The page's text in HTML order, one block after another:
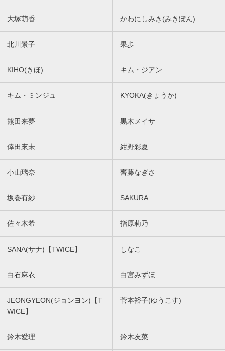
大塚萌香 かわにしみき(みきぽん)
北川景子 果歩
KIHO(きほ) キム・ジアン
キム・ミンジュ KYOKA(きょうか)
熊田来夢 黒木メイサ
倖田來未 紺野彩夏
小山璃奈 齊藤なぎさ
坂巻有紗 SAKURA
佐々木希 指原莉乃
SANA(サナ)【TWICE】 しなこ
白石麻衣 白宮みずほ
JEONGYEON(ジョンヨン)【T
WICE】
菅本裕子(ゆうこす)
鈴木愛理 鈴木友菜